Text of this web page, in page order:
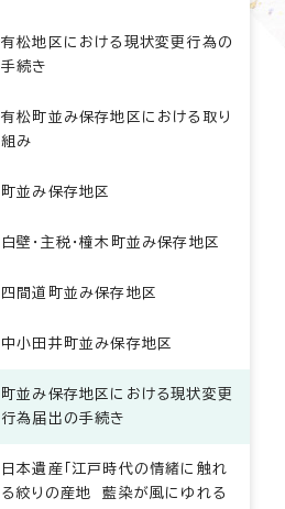
有松地区における現状変更行為の
手続き
有松町並み保存地区における取り
組み
町並み保存地区
白壁・主税・橦木町並み保存地区
四間道町並み保存地区
中小田井町並み保存地区
町並み保存地区における現状変更
行為届出の手続き
日本遺産「江戸時代の情緒に触れ
る絞りの産地 藍染が風にゆれる